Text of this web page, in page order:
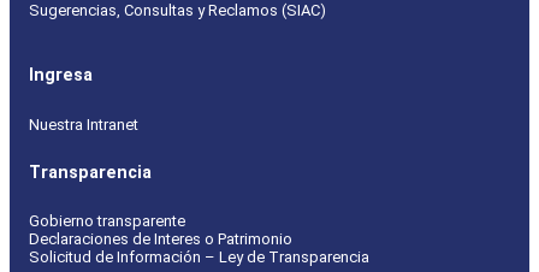
Sugerencias, Consultas y Reclamos (SIAC)
Ingresa
Nuestra Intranet
Transparencia
Gobierno transparente
Declaraciones de Interes o Patrimonio
Solicitud de Información – Ley de Transparencia